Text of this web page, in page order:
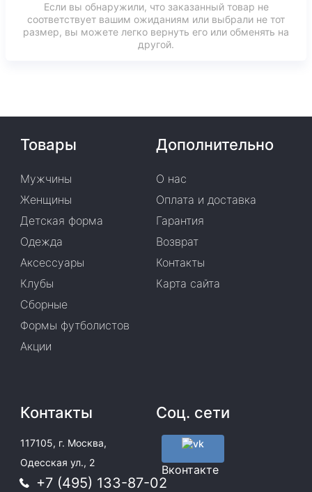
Если вы обнаружили, что заказанный товар не
соответствует вашим ожиданиям или выбрали не тот
размер, вы можете легко вернуть его или обменять на
другой.
Товары
Мужчины
Женщины
Детская форма
Одежда
Аксессуары
Клубы
Сборные
Формы футболистов
Акции
Дополнительно
О нас
Оплата и доставка
Гарантия
Возврат
Контакты
Карта сайта
Контакты
117105, г. Москва,
Одесская ул., 2
+7 (495) 133-87-02
Соц. сети
Вконтакте